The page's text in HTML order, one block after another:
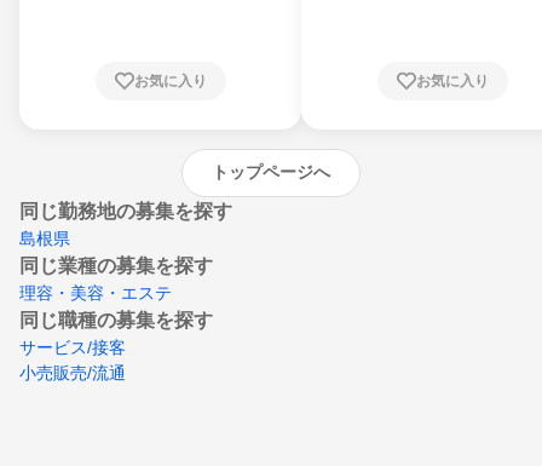
崎県、熊本県、大分県、宮崎県、鹿児島県、
お気に入り お気に入り
トップページへ
同じ勤務地の募集を探す
島根県
同じ業種の募集を探す
理容・美容・エステ
同じ職種の募集を探す
サービス/接客
小売販売/流通